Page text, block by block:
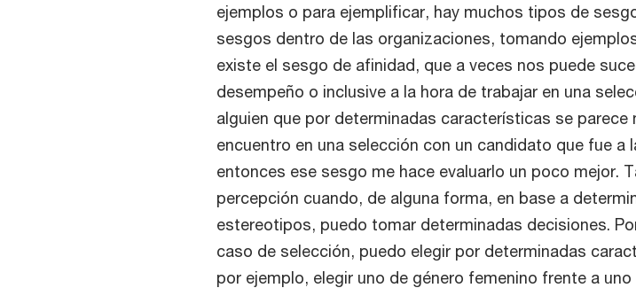
ejemplos o para ejemplificar, hay muchos tipos de
sesgos dentro de las organizaciones, tomando
existe el sesgo de afinidad, que a veces nos puede
desempeño o inclusive a la hora de trabajar en una
alguien que por determinadas características se
encuentro en una selección con un candidato que fue a
entonces ese sesgo me hace evaluarlo un poco mejor.
percepción cuando, de alguna forma, en base a
estereotipos, puedo tomar determinadas decisiones.
caso de selección, puedo elegir por determinadas
por ejemplo, elegir uno de género femenino frente a